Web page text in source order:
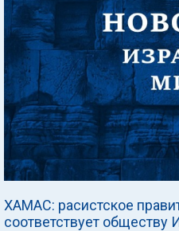
ХАМАС: расистское
соответствует обществу